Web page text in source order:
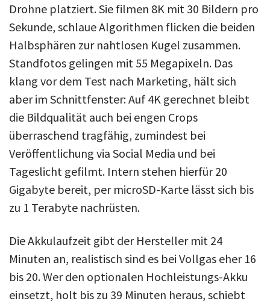
Drohne platziert. Sie filmen 8K mit 30 Bildern pro
Sekunde, schlaue Algorithmen flicken die beiden
Halbsphären zur nahtlosen Kugel zusammen.
Standfotos gelingen mit 55 Megapixeln. Das
klang vor dem Test nach Marketing, hält sich
aber im Schnittfenster: Auf 4K gerechnet bleibt
die Bildqualität auch bei engen Crops
überraschend tragfähig, zumindest bei
Veröffentlichung via Social Media und bei
Tageslicht gefilmt. Intern stehen hierfür 20
Gigabyte bereit, per microSD-Karte lässt sich bis
zu 1 Terabyte nachrüsten.
Die Akkulaufzeit gibt der Hersteller mit 24
Minuten an, realistisch sind es bei Vollgas eher 16
bis 20. Wer den optionalen Hochleistungs-Akku
einsetzt, holt bis zu 39 Minuten heraus, schiebt